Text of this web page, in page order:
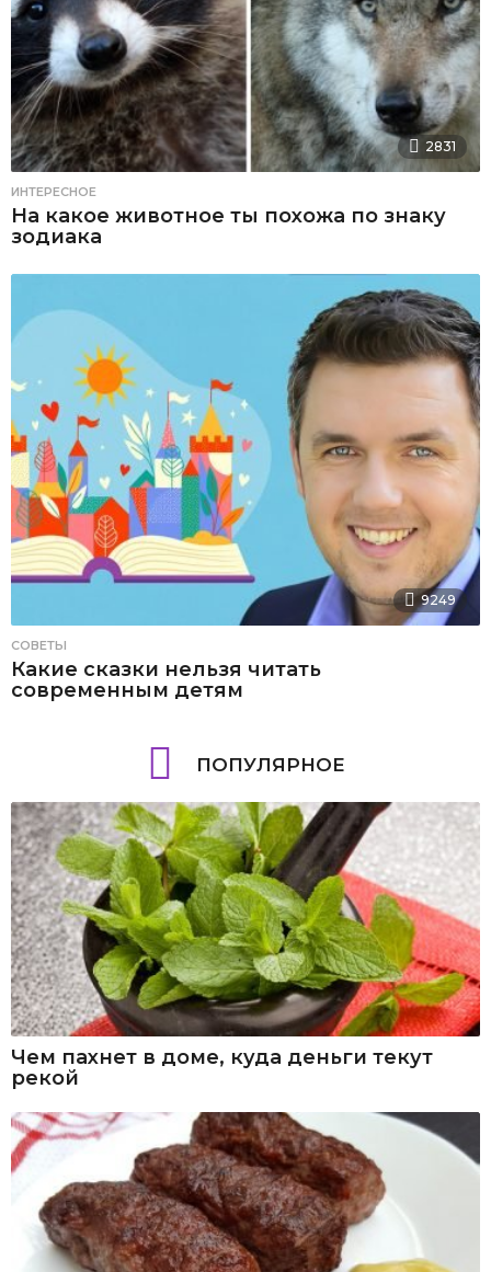
2831
ИНТЕРЕСНОЕ
На какое животное ты похожа по знаку
зодиака
9249
СОВЕТЫ
Какие сказки нельзя читать
современным детям
ПОПУЛЯРНОЕ
Чем пахнет в доме, куда деньги текут
рекой